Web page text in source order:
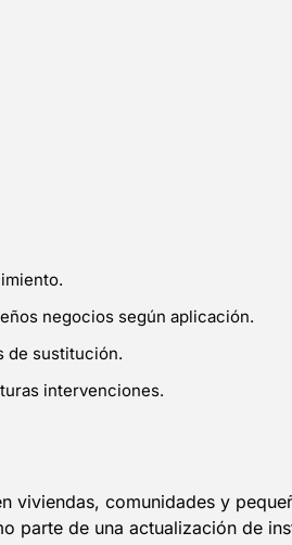
negocios según aplicación.
de sustitución.
intervenciones.
comunidades y
parte de una actualización de